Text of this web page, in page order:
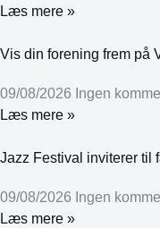
Læs mere »
Vis din forening frem på
09/08/2026 Ingen
Læs mere »
Jazz Festival inviterer til
09/08/2026 Ingen
Læs mere »